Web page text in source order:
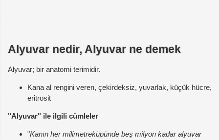
Alyuvar nedir, Alyuvar ne demek
Alyuvar; bir anatomi terimidir.
Kana al rengini veren, çekirdeksiz, yuvarlak, küçük hücre,
eritrosit
"Alyuvar" ile ilgili cümleler
"Kanın her milimetreküpünde beş milyon kadar alyuvar